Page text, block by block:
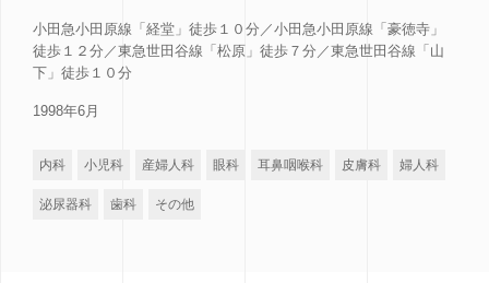
小田急小田原線「経堂」徒歩１０分／小田急小田原線「豪徳寺」
徒歩１２分／東急世田谷線「松原」徒歩７分／東急世田谷線「山
下」徒歩１０分
1998年6月
内科 小児科 産婦人科 眼科 耳鼻咽喉科 皮膚科 婦人科
泌尿器科 歯科 その他